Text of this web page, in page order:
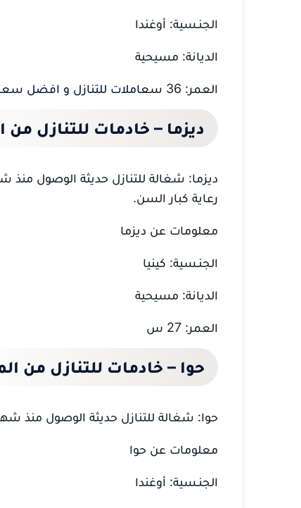
الجنـسية: أوغندا
الديانة: مسيحية
العمر: 36 س عاملات للتنازل و افضل
ديزما – خادمات للتنازل من
رعاية كبار السن.
معلومات عن ديزما
الجنـسية: كينيا
الديانة: مسيحية
العمر: 27 س
حوا – خادمات للتنازل من
حوا: شغالة للتنازل حديثة الوصول منذ
معلومات عن حوا
الجنـسية: أوغندا